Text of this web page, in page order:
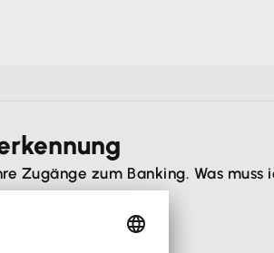
Zugänge zum Banking. Was muss